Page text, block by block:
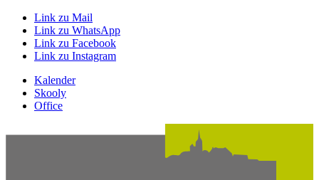
Link zu Mail
Link zu WhatsApp
Link zu Facebook
Link zu Instagram
Kalender
Skooly
Office